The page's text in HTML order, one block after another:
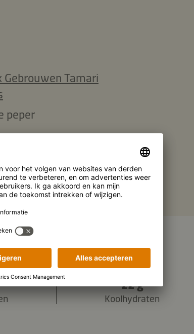
Tamari
peper
kopiëren
kJ/ 260 kcal
22 g
Koolhydraten